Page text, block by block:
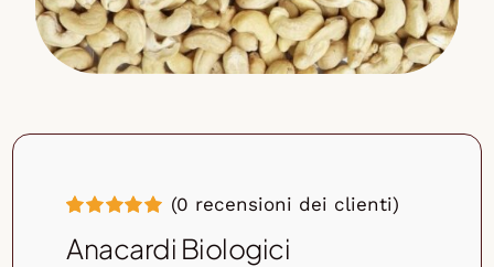
5.00su 5 su
(0 recensioni dei clienti)
Anacardi Biologici